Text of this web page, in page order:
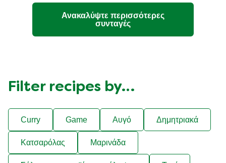
Ανακαλύψτε περισσότερες
συνταγές
Filter recipes by…
Curry Game Αυγό Δημητριακά
Κατσαρόλας Μαρινάδα